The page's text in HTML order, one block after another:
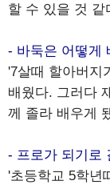
할 수 있을 것 같
- 바둑은 어떻게
'7살때 할아버지
배웠다. 그러다
께 졸라 배우게
- 프로가 되기로
'초등학교 5학년